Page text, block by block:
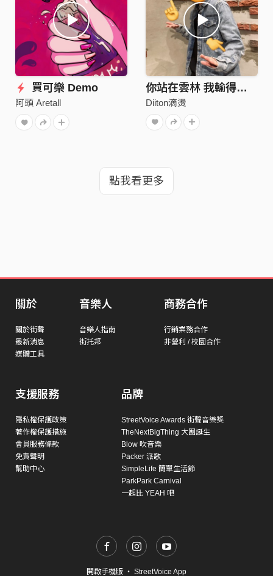
買可樂 Demo
阿頭 Aretall
你站在雲林 我輸得徹底
Diiton滴燙
點我看更多
關於
關於街聲
最新消息
媒體工具
音樂人
音樂人指南
街托邦
商務合作
行銷業務合作
非營利 / 校園合作
支援服務
隱私權保護政策
著作權保護措施
會員服務條款
免責聲明
幫助中心
品牌
StreetVoice Awards 街聲音樂獎
TheNextBigThing 大團誕生
Blow 吹音樂
Packer 派歌
SimpleLife 簡單生活節
ParkPark Carnival
一起比 YEAH 吧
開啟手機版 ・ StreetVoice App